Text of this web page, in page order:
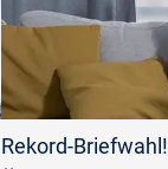
Rekord-Briefwahl!